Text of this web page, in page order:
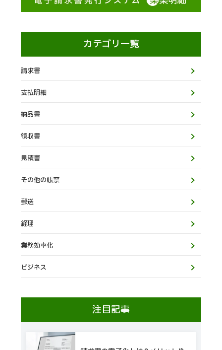
カテゴリ一覧
請求書
支払明細
納品書
領収書
見積書
その他の帳票
郵送
経理
業務効率化
ビジネス
注目記事